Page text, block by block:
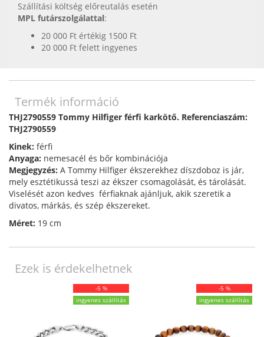
Szállítási költség előreutalás esetén
MPL futárszolgálattal:
20 000 Ft értékig 1500 Ft
20 000 Ft felett ingyenes
Termék információ
THJ2790559 Tommy Hilfiger férfi karkötő. Referenciaszám:
THJ2790559
Kinek: férfi
Anyaga: nemesacél és bőr kombinációja
Megjegyzés: A Tommy Hilfiger ékszerekhez díszdoboz is jár,
mely esztétikussá teszi az ékszer csomagolását, és tárolását.
Viselését azon kedves férfiaknak ajánljuk, akik szeretik a
divatos, márkás, és szép ékszereket.
Méret: 19 cm
Ezek is érdekelhetnek
-5 %
ingyenes szállítás
-5 %
ingyenes szállítás